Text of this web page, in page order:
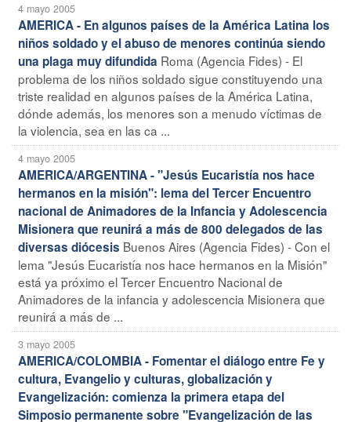
4 mayo 2005
AMERICA - En algunos países de la América Latina los
niños soldado y el abuso de menores continúa siendo
una plaga muy difundida Roma (Agencia Fides) - El
problema de los niños soldado sigue constituyendo una
triste realidad en algunos países de la América Latina,
dónde además, los menores son a menudo víctimas de
la violencia, sea en las ca ...
4 mayo 2005
AMERICA/ARGENTINA - "Jesús Eucaristía nos hace
hermanos en la misión": lema del Tercer Encuentro
nacional de Animadores de la Infancia y Adolescencia
Misionera que reunirá a más de 800 delegados de las
diversas diócesis Buenos Aires (Agencia Fides) - Con el
lema "Jesús Eucaristía nos hace hermanos en la Misión"
está ya próximo el Tercer Encuentro Nacional de
Animadores de la infancia y adolescencia Misionera que
reunirá a más de ...
3 mayo 2005
AMERICA/COLOMBIA - Fomentar el diálogo entre Fe y
cultura, Evangelio y culturas, globalización y
Evangelización: comienza la primera etapa del
Simposio permanente sobre "Evangelización de las